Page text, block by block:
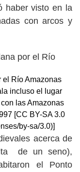
haber visto en la
con arcos y
el Río Amazonas
incluso el lugar
las Amazonas
[CC BY-SA 3.0
by-sa/3.0)]
acerca de
de un seno),
el Ponto